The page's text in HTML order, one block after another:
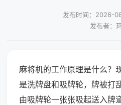
发布时间：2026-
发布者：
麻将机的工作原理是什么？
是洗牌盘和吸牌轮，牌被打
由吸牌轮一张张吸起送入牌